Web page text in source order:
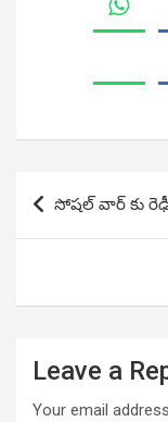
Post
navigation
సోషల్ వార్ కు
Leave a
Your email